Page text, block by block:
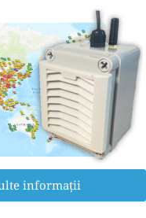
informații